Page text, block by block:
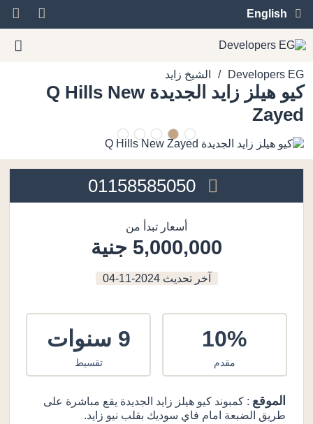
English
Developers EG
/ الشيخ زايد
كيو هيلز زايد الجديدة Q Hills New
Zayed
01158585050
أسعار تبدأ من
5,000,000 جنية
آخر تحديث2024-11-04
10%
مقدم
9 سنوات
تقسيط
الموقع : كمبوند كيو هيلز زايد الجديدة يقع مباشرة على
طريق الضبعة امام فاي سوديك بقلب نيو زايد.